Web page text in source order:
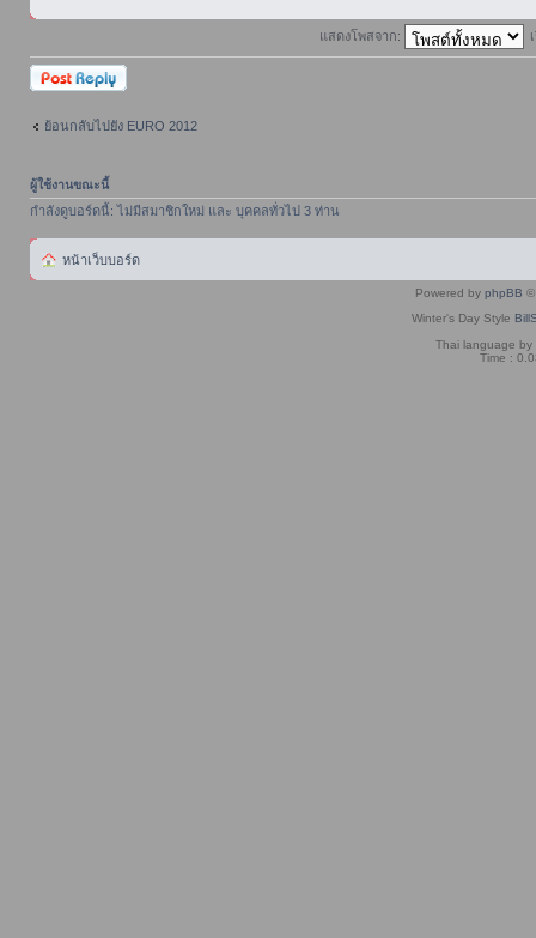
แสดงโพสจาก:
ตอบกระทู้
ย้อนกลับไปยัง EURO 2012
ผู้ใช้งานขณะนี้
กำลังดูบอร์ดนี้: ไม่มีสมาชิกใหม่ และ บุคคลทั่วไป 3 ท่าน
หน้าเว็บบอร์ด
Powered by phpBB ©
Winter's Day Style
Thai language by
Time :